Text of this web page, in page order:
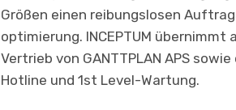
Größen einen reibungslosen
optimierung. INCEPTUM übernimmt
Vertrieb von GANTTPLAN APS
Hotline und 1st Level-Wartung.